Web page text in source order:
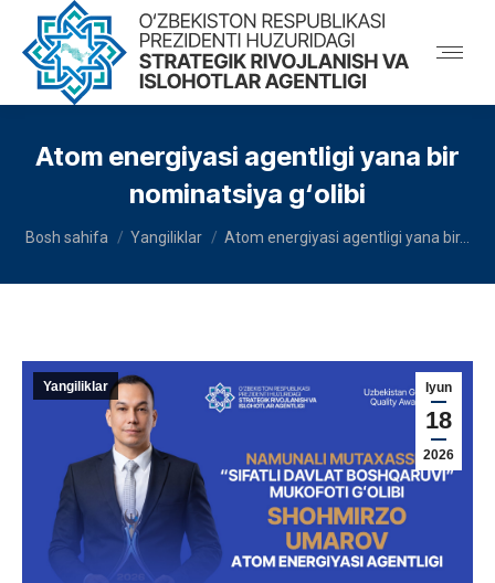
Atom energiyasi agentligi yana bir
nominatsiya g‘olibi
You are here:
Bosh sahifa Yangiliklar Atom energiyasi agentligi yana bir…
Iyun
18
2026
Yangiliklar